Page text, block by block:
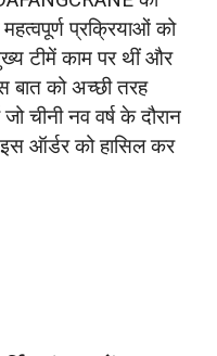
प्रक्रियाओं को
टीमें काम पर थीं और
बात को अच्छी तरह
चीनी नव वर्ष के दौरान
ऑर्डर को हासिल कर